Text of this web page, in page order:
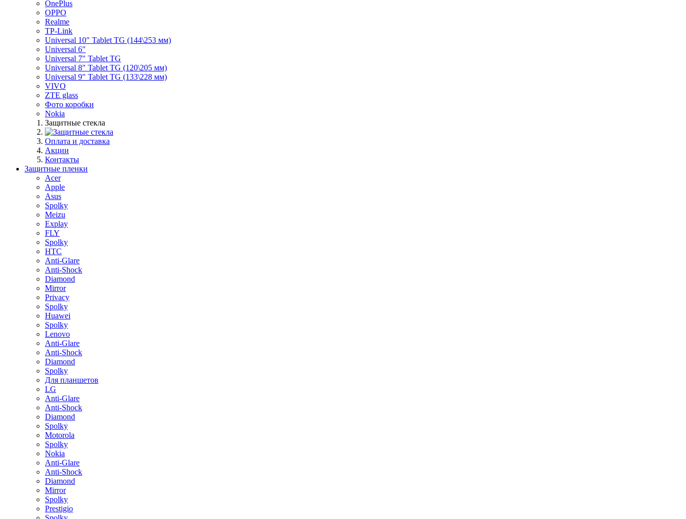
OnePlus
OPPO
Realme
TP-Link
Universal 10" Tablet TG (144\253 мм)
Universal 6"
Universal 7" Tablet TG
Universal 8" Tablet TG (120\205 мм)
Universal 9" Tablet TG (133\228 мм)
VIVO
ZTE glass
Фото коробки
Nokia
Защитные стекла
Оплата и доставка
Акции
Контакты
Защитные пленки
Acer
Apple
Asus
Spolky
Meizu
Explay
FLY
Spolky
HTC
Anti-Glare
Anti-Shock
Diamond
Mirror
Privacy
Spolky
Huawei
Spolky
Lenovo
Anti-Glare
Anti-Shock
Diamond
Spolky
Для планшетов
LG
Anti-Glare
Anti-Shock
Diamond
Spolky
Motorola
Spolky
Nokia
Anti-Glare
Anti-Shock
Diamond
Mirror
Spolky
Prestigio